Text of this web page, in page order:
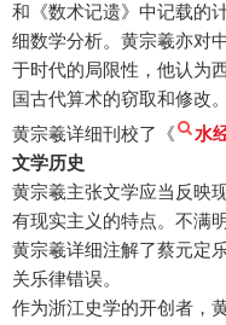
和《数术记遗》中记载的
细数学分析。黄宗羲亦对
于时代的局限性，他认为
国古代算术的窃取和修改。
黄宗羲详细刊校了《
水
文学历史
黄宗羲主张文学应当反映
有现实主义的特点。不满
黄宗羲详细注解了蔡元定
关乐律错误。
作为浙江史学的开创者，